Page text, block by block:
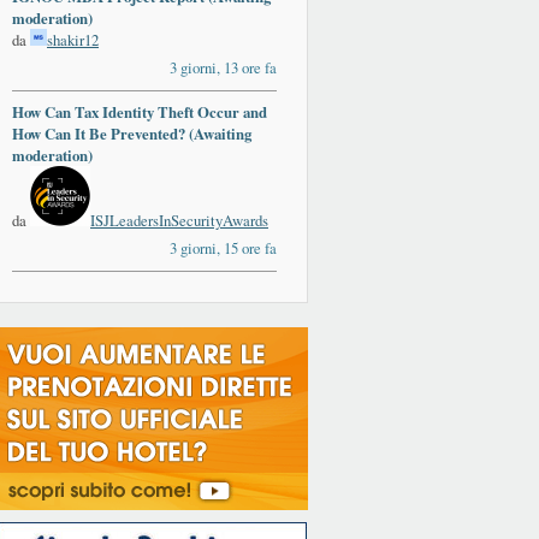
moderation)
da
shakir12
3 giorni, 13 ore fa
How Can Tax Identity Theft Occur and
How Can It Be Prevented? (Awaiting
moderation)
da
ISJLeadersInSecurityAwards
3 giorni, 15 ore fa